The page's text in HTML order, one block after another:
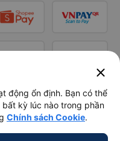
close
động ổn định. Bạn có thể
kỳ lúc nào trong phần
Chính sách Cookie.